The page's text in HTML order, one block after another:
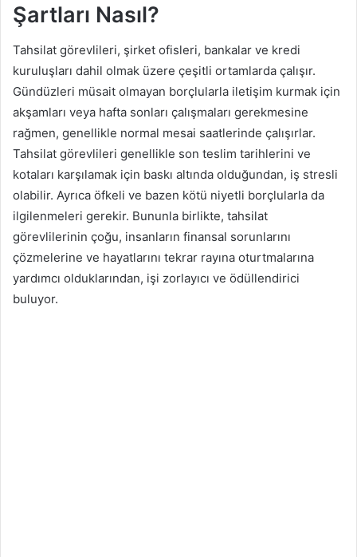
Şartları Nasıl?
Tahsilat görevlileri, şirket ofisleri, bankalar ve kredi
kuruluşları dahil olmak üzere çeşitli ortamlarda çalışır.
Gündüzleri müsait olmayan borçlularla iletişim kurmak için
akşamları veya hafta sonları çalışmaları gerekmesine
rağmen, genellikle normal mesai saatlerinde çalışırlar.
Tahsilat görevlileri genellikle son teslim tarihlerini ve
kotaları karşılamak için baskı altında olduğundan, iş stresli
olabilir. Ayrıca öfkeli ve bazen kötü niyetli borçlularla da
ilgilenmeleri gerekir. Bununla birlikte, tahsilat
görevlilerinin çoğu, insanların finansal sorunlarını
çözmelerine ve hayatlarını tekrar rayına oturtmalarına
yardımcı olduklarından, işi zorlayıcı ve ödüllendirici
buluyor.